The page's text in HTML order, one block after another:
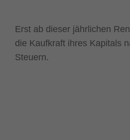
Erst ab dieser jährlichen
die Kaufkraft ihres Kapitals
Steuern.